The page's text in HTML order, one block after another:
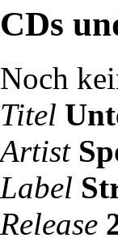
CDs
Noch
Titel
Artist
Label
Release